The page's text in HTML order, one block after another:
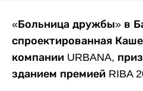
«Больница дружбы» в
спроектированная
компании URBANA,
зданием премией RIBA